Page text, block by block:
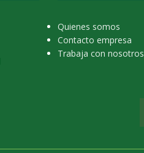
Quienes somos
Contacto empresa
Trabaja con nosotros